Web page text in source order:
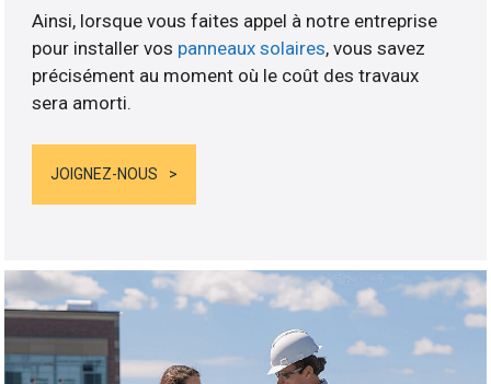
Ainsi, lorsque vous faites appel à notre entreprise
pour installer vos panneaux solaires, vous savez
précisément au moment où le coût des travaux
sera amorti.
JOIGNEZ-NOUS